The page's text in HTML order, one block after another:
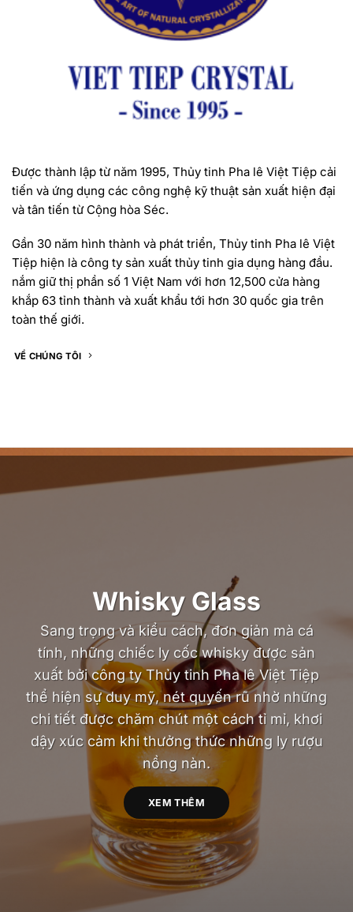
Được thành lập từ năm 1995, Thủy tinh Pha lê Việt Tiệp cải
tiến và ứng dụng các công nghệ kỹ thuật sản xuất hiện đại
và tân tiến từ Cộng hòa Séc.
Gần 30 năm hình thành và phát triển, Thủy tinh Pha lê Việt
Tiệp hiện là công ty sản xuất thủy tinh gia dụng hàng đầu.
nắm giữ thị phần số 1 Việt Nam với hơn 12,500 cửa hàng
khắp 63 tỉnh thành và xuất khẩu tới hơn 30 quốc gia trên
toàn thế giới.
VỀ CHÚNG TÔI
Whisky Glass
Sang trọng và kiểu cách, đơn giản mà cá
tính, những chiếc ly cốc whisky được sản
xuất bởi công ty Thủy tinh Pha lê Việt Tiệp
thể hiện sự duy mỹ, nét quyến rũ nhờ những
chi tiết được chăm chút một cách tỉ mỉ, khơi
dậy xúc cảm khi thưởng thức những ly rượu
nồng nàn.
XEM THÊM